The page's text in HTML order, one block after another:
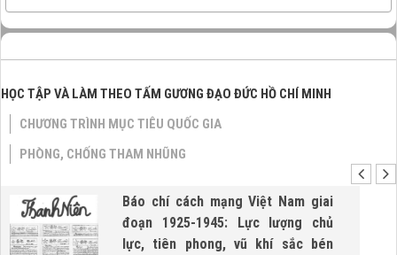
HỌC TẬP VÀ LÀM THEO TẤM GƯƠNG ĐẠO ĐỨC HỒ CHÍ MINH
CHƯƠNG TRÌNH MỤC TIÊU QUỐC GIA
PHÒNG, CHỐNG THAM NHŨNG
Báo chí cách mạng Việt Nam giai
đoạn 1925-1945: Lực lượng chủ
lực, tiên phong, vũ khí sắc bén